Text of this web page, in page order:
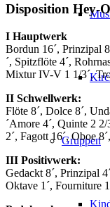
Gruppen
Disposition Hey-
I Hauptwerk
Bordun 16´, Prinzipal
´, Spitzflöte 4´,
Mixtur IV-V 1 1/3´,
II Schwellwerk:
Flöte 8´, Dolce 8´,
´Amore 4´, Quinte 2
2´, Fagott 16´, Oboe
III Positivwerk:
Gedackt 8´, Prinzipal
Oktave 1´, Fourniture